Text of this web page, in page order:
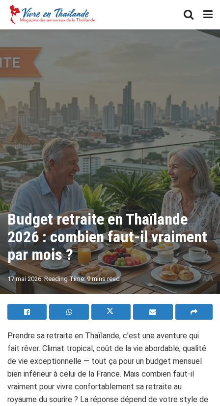
Budget retraite en Thaïlande
2026 : combien faut-il vraiment
par mois ?
17 mai 2026 Reading Time: 9 mins read AA
Prendre sa retraite en Thaïlande, c’est une aventure qui
fait rêver. Climat tropical, coût de la vie abordable, qualité
de vie exceptionnelle — tout ça pour un budget mensuel
bien inférieur à celui de la France. Mais combien faut-il
vraiment pour vivre confortablement sa retraite au
royaume du sourire ? La réponse dépend de votre style de